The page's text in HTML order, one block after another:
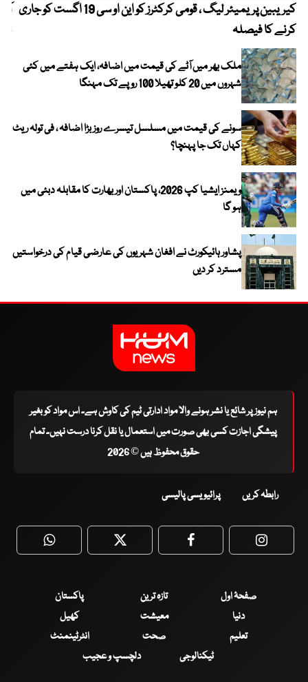
کیریبین پریمیئر لیگ ، قومی کرکٹرز کو این او سی 19 اگست کو جاری
کرنے کا فیصلہ
ملک بھر میں آٹے کی قیمت میں اضافہ، ایک ہفتے میں کئی
شہروں میں 20 کلو تھیلا 100 روپے تک مہنگا
سونے کی قیمت میں مسلسل تیسرے روز بڑا اضافہ ، فی تولہ ریٹ
کہاں تک جا پہنچا؟
ویمنز ایشیا کپ 2026، پاکستان اور بھارت کا مقابلہ دبئی میں
ہو گا
پشاور ہائیکورٹ نے افغان شہریوں کی عارضی قیام کی درخواستیں
مسترد کر دیں
ہم نیوز پر شائع یا نشر ہونے والا مواد ادارتی ٹیم کی کاوش ہے۔ اس مواد کو بغیر
پیشگی اجازت کسی بھی صورت میں استعمال یا نقل کرنا درست نہیں۔ تمام
حقوق محفوظ ہیں © 2026
رابطہ کریں پرائیویسی پالیسی
WhatsApp Twitter Facebook
صفحۂ اول تازہ ترین
پاکستان
دنیا
معیشت
کھیل
تعلیم
صحت
انٹرٹینمنٹ
ٹیکنالوجی
دلچسپ و عجیب